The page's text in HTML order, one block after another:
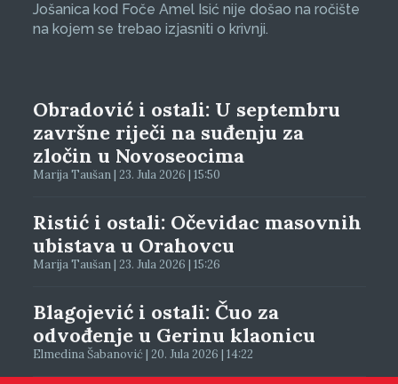
Jošanica kod Foče Amel Isić nije došao na ročište
na kojem se trebao izjasniti o krivnji.
Obradović i ostali: U septembru
završne riječi na suđenju za
zločin u Novoseocima
Marija Taušan | 23. Jula 2026 | 15:50
Ristić i ostali: Očevidac masovnih
ubistava u Orahovcu
Marija Taušan | 23. Jula 2026 | 15:26
Blagojević i ostali: Čuo za
odvođenje u Gerinu klaonicu
Elmedina Šabanović | 20. Jula 2026 | 14:22